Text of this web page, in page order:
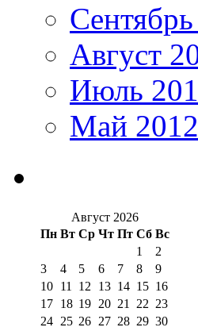
Август
Июль
Май 2012
Август 2026
Пн Вт Ср Чт Пт Сб Вс
1
2
3
4 5 6 7 8
9
10 11 12 13 14 15 16
17 18 19 20 21 22 23
24 25 26 27 28 29 30